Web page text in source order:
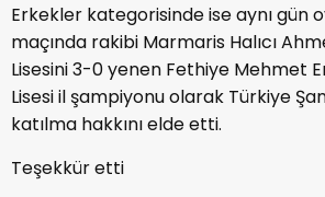
Erkekler kategorisinde ise aynı gün
maçında rakibi Marmaris Halıcı
Lisesini 3-0 yenen Fethiye Mehmet
Lisesi il şampiyonu olarak Türkiye
katılma hakkını elde etti.
Teşekkür etti